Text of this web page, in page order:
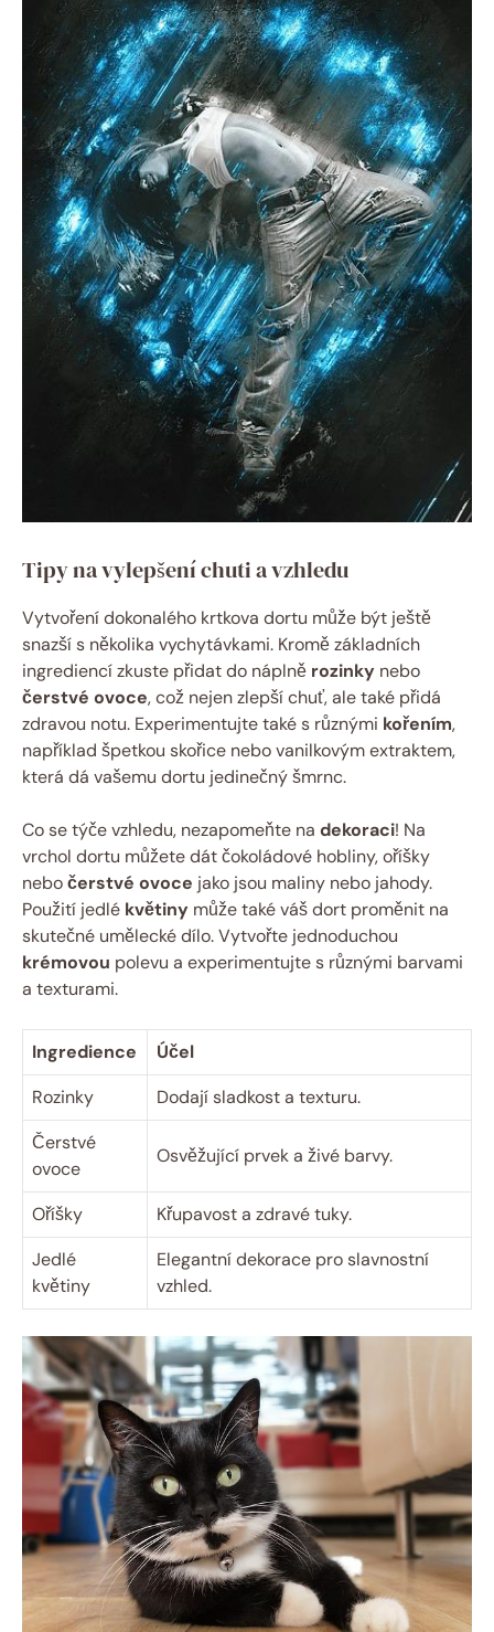
Tipy na vylepšení chuti a vzhledu
Vytvoření dokonalého krtkova dortu může být ještě
snazší s několika vychytávkami. Kromě základních
ingrediencí zkuste přidat do náplně rozinky nebo
čerstvé ovoce, což nejen zlepší chuť, ale také přidá
zdravou notu. Experimentujte také s různými kořením,
například špetkou skořice nebo vanilkovým extraktem,
která dá vašemu dortu jedinečný šmrnc.
Co se týče vzhledu, nezapomeňte na dekoraci! Na
vrchol dortu můžete dát čokoládové hobliny, oříšky
nebočerstvé ovoce jako jsou maliny nebo jahody.
Použití jedlé květiny může také váš dort proměnit na
skutečné umělecké dílo. Vytvořte jednoduchou
krémovou polevu a experimentujte s různými barvami
a texturami.
Ingredience
Účel
Rozinky
Dodají sladkost a texturu.
Čerstvé
ovoce
Osvěžující prvek a živé barvy.
Oříšky
Křupavost a zdravé tuky.
Jedlé
květiny
Elegantní dekorace pro slavnostní
vzhled.